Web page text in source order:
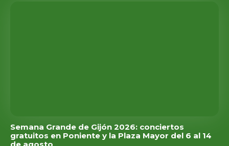
Semana Grande de Gijón 2026: conciertos
gratuitos en Poniente y la Plaza Mayor del 6 al 14
de agosto